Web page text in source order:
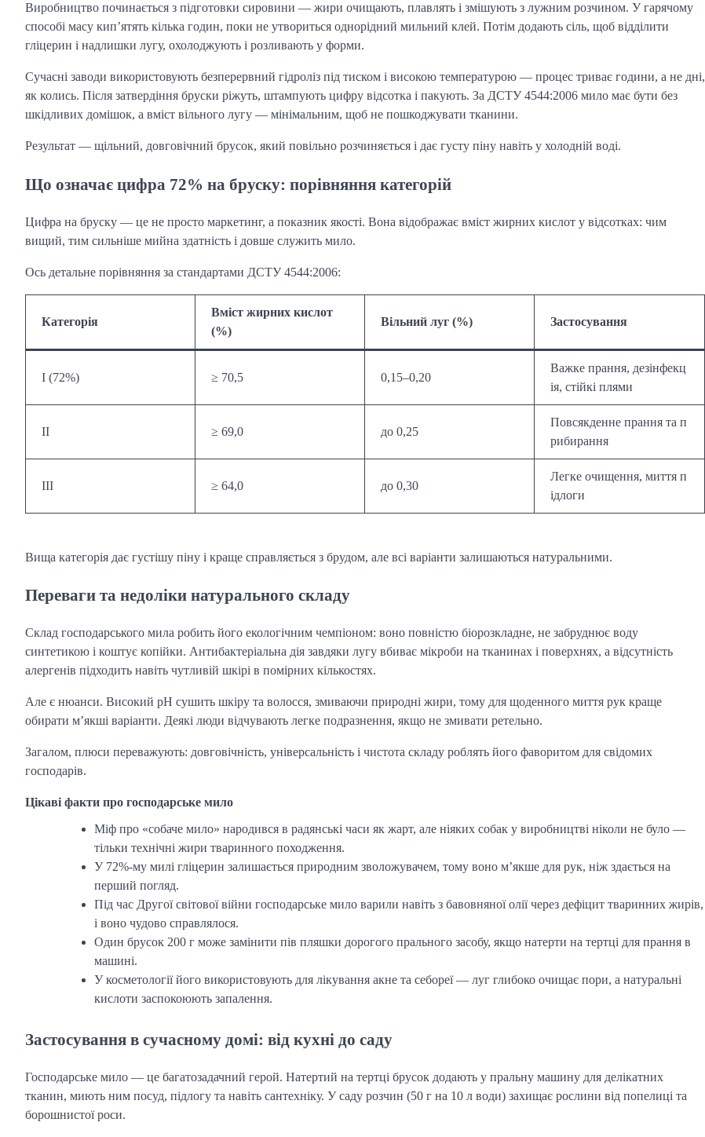
Виробництво починається з підготовки сировини — жири очищають, плавлять і змішують з лужним розчином. У гарячому
способі масу кип’ятять кілька годин, поки не утвориться однорідний мильний клей. Потім додають сіль, щоб відділити
гліцерин і надлишки лугу, охолоджують і розливають у форми.
Сучасні заводи використовують безперервний гідроліз під тиском і високою температурою — процес триває години, а не дні,
як колись. Після затвердіння бруски ріжуть, штампують цифру відсотка і пакують. За ДСТУ 4544:2006 мило має бути без
шкідливих домішок, а вміст вільного лугу — мінімальним, щоб не пошкоджувати тканини.
Результат — щільний, довговічний брусок, який повільно розчиняється і дає густу піну навіть у холодній воді.
Що означає цифра 72% на бруску: порівняння категорій
Цифра на бруску — це не просто маркетинг, а показник якості. Вона відображає вміст жирних кислот у відсотках: чим
вищий, тим сильніше мийна здатність і довше служить мило.
Ось детальне порівняння за стандартами ДСТУ 4544:2006:
Категорія
Вміст жирних кислот
(%)
Вільний луг (%) Застосування
I (72%) ≥ 70,5 0,15–0,20
Важке прання, дезінфекц
ія, стійкі плями
II ≥ 69,0 до 0,25
Повсякденне прання та п
рибирання
III ≥ 64,0 до 0,30
Легке очищення, миття п
ідлоги
Вища категорія дає густішу піну і краще справляється з брудом, але всі варіанти залишаються натуральними.
Переваги та недоліки натурального складу
Склад господарського мила робить його екологічним чемпіоном: воно повністю біорозкладне, не забруднює воду
синтетикою і коштує копійки. Антибактеріальна дія завдяки лугу вбиває мікроби на тканинах і поверхнях, а відсутність
алергенів підходить навіть чутливій шкірі в помірних кількостях.
Але є нюанси. Високий pH сушить шкіру та волосся, змиваючи природні жири, тому для щоденного миття рук краще
обирати м’якші варіанти. Деякі люди відчувають легке подразнення, якщо не змивати ретельно.
Загалом, плюси переважують: довговічність, універсальність і чистота складу роблять його фаворитом для свідомих
господарів.
Цікаві факти про господарське мило
Міф про «собаче мило» народився в радянські часи як жарт, але ніяких собак у виробництві ніколи не було —
тільки технічні жири тваринного походження.
У 72%-му милі гліцерин залишається природним зволожувачем, тому воно м’якше для рук, ніж здається на
перший погляд.
Під час Другої світової війни господарське мило варили навіть з бавовняної олії через дефіцит тваринних жирів,
і воно чудово справлялося.
Один брусок 200 г може замінити пів пляшки дорогого прального засобу, якщо натерти на тертці для прання в
машині.
У косметології його використовують для лікування акне та себореї — луг глибоко очищає пори, а натуральні
кислоти заспокоюють запалення.
Застосування в сучасному домі: від кухні до саду
Господарське мило — це багатозадачний герой. Натертий на тертці брусок додають у пральну машину для делікатних
тканин, миють ним посуд, підлогу та навіть сантехніку. У саду розчин (50 г на 10 л води) захищає рослини від попелиці та
борошнистої роси.